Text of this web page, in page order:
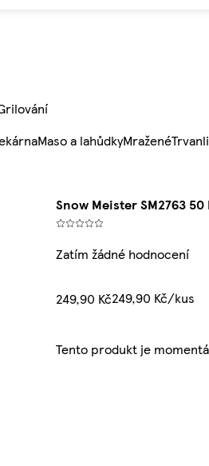
Maso a lahůdkyMražené
Snow Meister SM2763
Zatím žádné hodnocení
249,90 Kč249,90 Kč/kus
Tento produkt je